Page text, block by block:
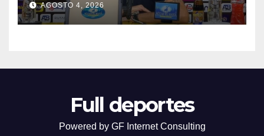
AGOSTO 4, 2026
Full deportes
Powered by GF Internet Consulting